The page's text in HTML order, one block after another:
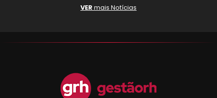
VER mais Notícias